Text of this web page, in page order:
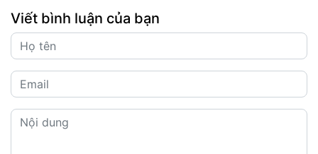
Viết bình luận của bạn